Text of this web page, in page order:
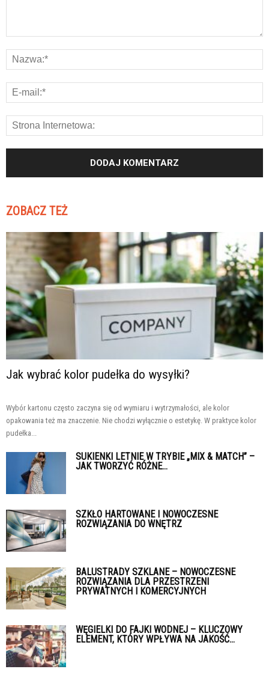
ZOBACZ TEŻ
Jak wybrać kolor pudełka do wysyłki?
Wybór kartonu często zaczyna się od wymiaru i wytrzymałości, ale kolor
opakowania też ma znaczenie. Nie chodzi wyłącznie o estetykę. W praktyce kolor
pudełka...
SUKIENKI LETNIE W TRYBIE „MIX & MATCH” –
JAK TWORZYĆ RÓŻNE...
SZKŁO HARTOWANE I NOWOCZESNE
ROZWIĄZANIA DO WNĘTRZ
BALUSTRADY SZKLANE – NOWOCZESNE
ROZWIĄZANIA DLA PRZESTRZENI
PRYWATNYCH I KOMERCYJNYCH
WĘGIELKI DO FAJKI WODNEJ – KLUCZOWY
ELEMENT, KTÓRY WPŁYWA NA JAKOŚĆ...